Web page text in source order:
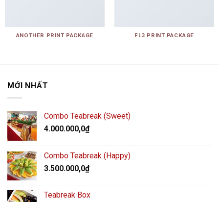
ANOTHER PRINT PACKAGE FL3 PRINT PACKAGE
MỚI NHẤT
Combo Teabreak (Sweet)
4.000.000,0₫
Combo Teabreak (Happy)
3.500.000,0₫
Teabreak Box